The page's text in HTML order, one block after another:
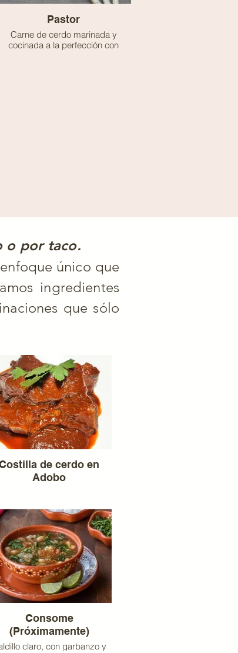
Pastor
Carne de cerdo marinada y
cocinada a la perfección con
o por taco.
único que
ingredientes
que sólo
de cerdo en
Adobo
Consome
(Próximamente)
claro, con garbanzo y